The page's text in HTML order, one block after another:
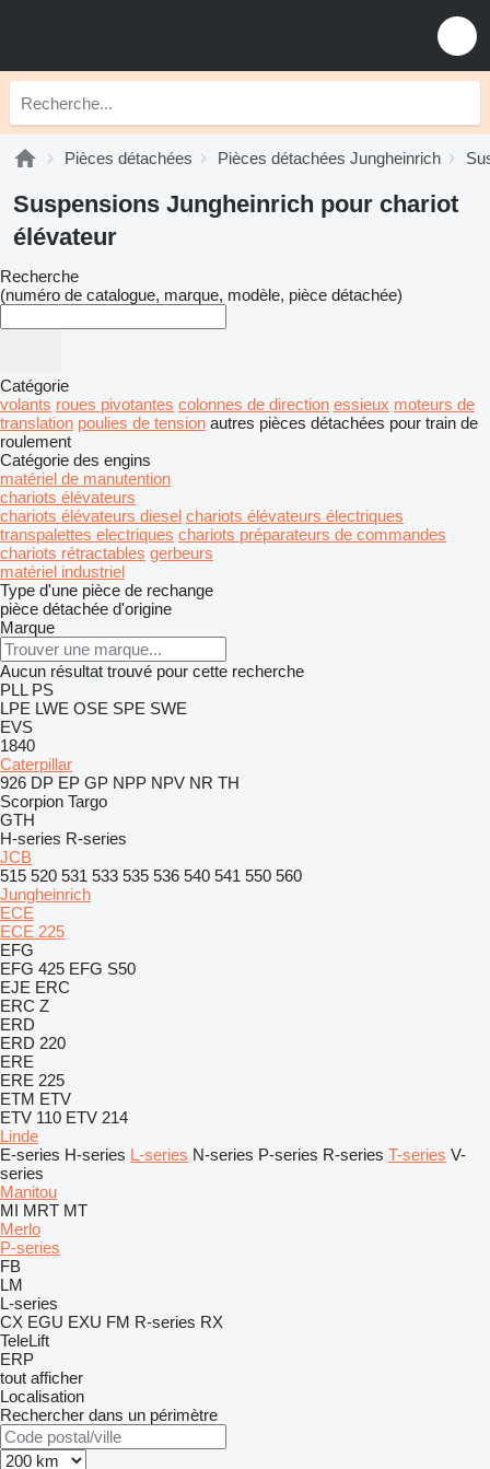
Pièces détachées Pièces détachées Jungheinrich
Suspensions Jungheinrich pour chariot
élévateur
Recherche
(numéro de catalogue, marque, modèle, pièce détachée)
Catégorie
volants roues pivotantes colonnes de direction essieux moteurs de
translation poulies de tension autres pièces détachées pour train de
roulement
Catégorie des engins
matériel de manutention
chariots élévateurs
chariots élévateurs diesel chariots élévateurs électriques
transpalettes electriques chariots préparateurs de commandes
chariots rétractables gerbeurs
matériel industriel
Type d'une pièce de rechange
pièce détachée d'origine
Marque
Aucun résultat trouvé pour cette recherche
PLL PS
LPE LWE OSE SPE SWE
EVS
1840
Caterpillar
926 DP EP GP NPP NPV NR TH
Scorpion Targo
GTH
H-series R-series
JCB
515 520 531 533 535 536 540 541 550 560
Jungheinrich
ECE
ECE 225
EFG
EFG 425 EFG S50
EJE ERC
ERC Z
ERD
ERD 220
ERE
ERE 225
ETM ETV
ETV 110 ETV 214
Linde
E-series H-series L-series N-series P-series R-series T-series V-
series
Manitou
MI MRT MT
Merlo
P-series
FB
LM
L-series
CX EGU EXU FM R-series RX
TeleLift
ERP
tout afficher
Localisation
Rechercher dans un périmètre